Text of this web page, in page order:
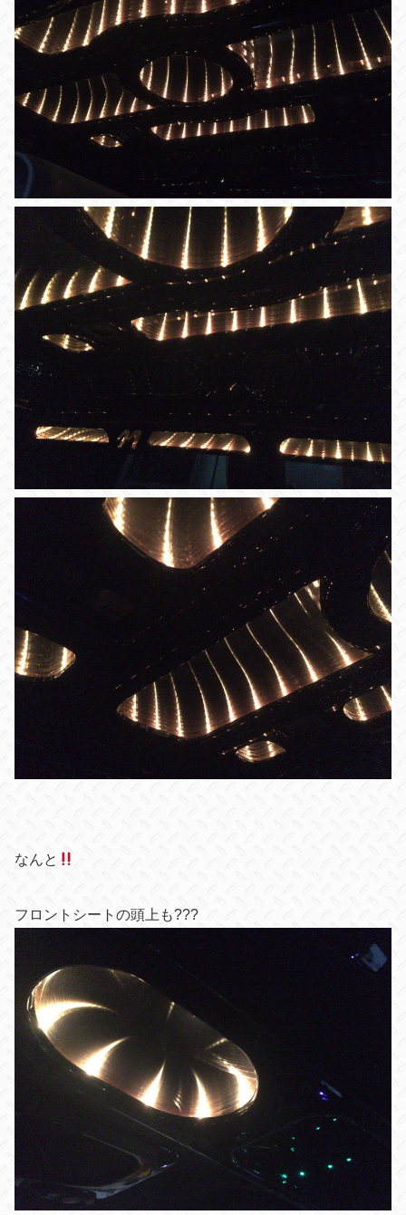
なんと
フロントシートの頭上も???